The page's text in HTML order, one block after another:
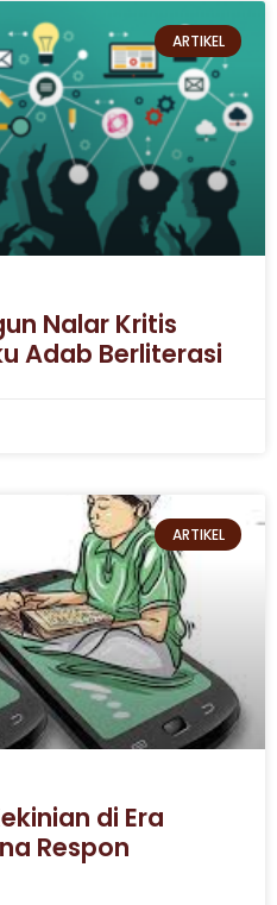
ARTIKEL
Nalar Kritis
Adab Berliterasi
ARTIKEL
di Era
Respon